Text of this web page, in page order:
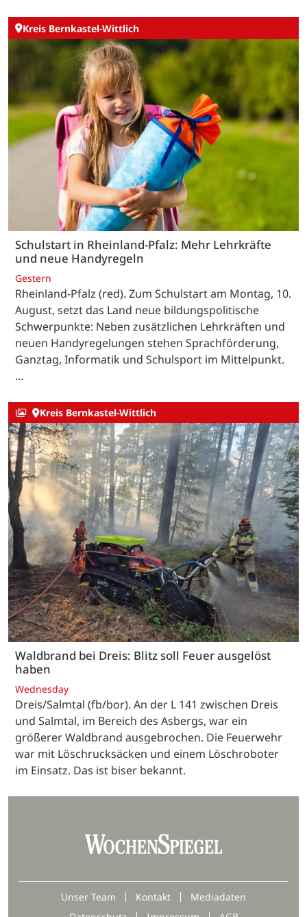
Kreis Bernkastel-Wittlich
Schulstart in Rheinland-Pfalz: Mehr Lehrkräfte
und neue Handyregeln
Gestern
Rheinland-Pfalz (red). Zum Schulstart am Montag, 10.
August, setzt das Land neue bildungspolitische
Schwerpunkte: Neben zusätzlichen Lehrkräften und
neuen Handyregelungen stehen Sprachförderung,
Ganztag, Informatik und Schulsport im Mittelpunkt.
…
Kreis Bernkastel-Wittlich
Waldbrand bei Dreis: Blitz soll Feuer ausgelöst
haben
Wednesday
Dreis/Salmtal (fb/bor). An der L 141 zwischen Dreis
und Salmtal, im Bereich des Asbergs, war ein
größerer Waldbrand ausgebrochen. Die Feuerwehr
war mit Löschrucksäcken und einem Löschroboter
im Einsatz. Das ist biser bekannt.
Unser Team Kontakt
Mediadaten